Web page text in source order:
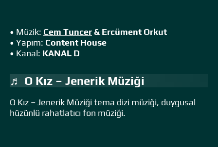
• Müzik: Cem Tuncer& Ercüment Orkut
• Yapım: Content House
• Kanal: KANAL D
♬ O Kız – Jenerik Müziği
O Kız – Jenerik Müziği tema dizi müziği, duygusal
hüzünlü rahatlatıcı fon müziği.